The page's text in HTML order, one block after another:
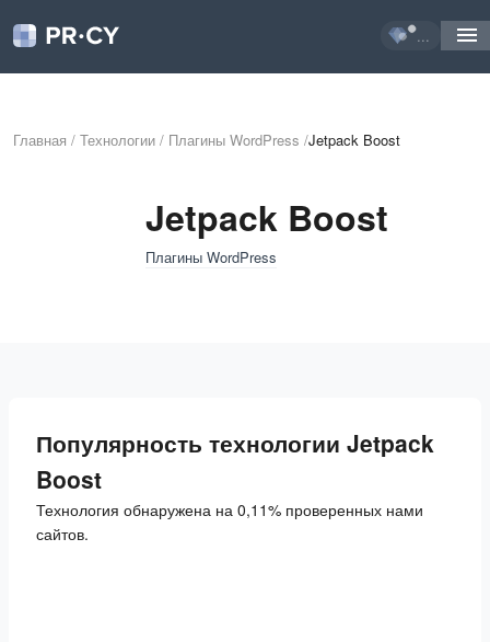
...
Главная / Технологии / Плагины WordPress /Jetpack Boost
Jetpack Boost
Плагины WordPress
Популярность технологии Jetpack
Boost
Технология обнаружена на 0,11% проверенных нами
сайтов.